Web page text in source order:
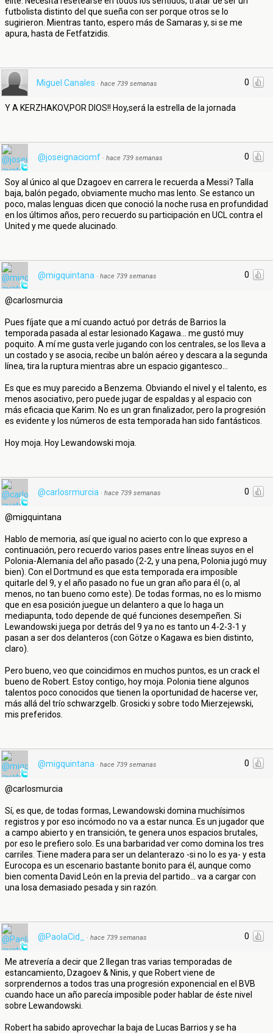
futbolista distinto del que sueña con ser porque otros se lo
sugirieron. Mientras tanto, espero más de Samaras y, si se me
apura, hasta de Fetfatzidis.
0
Miguel Canales · hace 739 semanas
Y A KERZHAKOV,POR DIOS!! Hoy,será la estrella de la jornada
0
@joseignaciomf · hace 739 semanas
Soy al único al que Dzagoev en carrera le recuerda a Messi? Talla
baja, balón pegado, obviamente mucho mas lento. Se estanco un
poco, malas lenguas dicen que conoció la noche rusa en profundidad
en los últimos años, pero recuerdo su participación en UCL contra el
United y me quede alucinado.
0
@migquintana · hace 739 semanas
@carlosmurcia
Pues fíjate que a mí cuando actuó por detrás de Barrios la
temporada pasada al estar lesionado Kagawa... me gustó muy
poquito. A mí me gusta verle jugando con los centrales, se los lleva a
un costado y se asocia, recibe un balón aéreo y descara a la segunda
línea, tira la ruptura mientras abre un espacio gigantesco...
Es que es muy parecido a Benzema. Obviando el nivel y el talento, es
menos asociativo, pero puede jugar de espaldas y al espacio con
más eficacia que Karim. No es un gran finalizador, pero la progresión
es evidente y los números de esta temporada han sido fantásticos.
Hoy moja. Hoy Lewandowski moja.
0
@carlosrmurcia · hace 739 semanas
@migquintana
Hablo de memoria, así que igual no acierto con lo que expreso a
continuación, pero recuerdo varios pases entre líneas suyos en el
Polonia-Alemania del año pasado (2-2, y una pena, Polonia jugó muy
bien). Con el Dortmund es que esta temporada era imposible
quitarle del 9, y el año pasado no fue un gran año para él (o, al
menos, no tan bueno como este). De todas formas, no es lo mismo
que en esa posición juegue un delantero a que lo haga un
mediapunta, todo depende de qué funciones desempeñen. Si
Lewandowski juega por detrás del 9 ya no es tanto un 4-2-3-1 y
pasan a ser dos delanteros (con Götze o Kagawa es bien distinto,
claro).
Pero bueno, veo que coincidimos en muchos puntos, es un crack el
bueno de Robert. Estoy contigo, hoy moja. Polonia tiene algunos
talentos poco conocidos que tienen la oportunidad de hacerse ver,
más allá del trío schwarzgelb. Grosicki y sobre todo Mierzejewski,
mis preferidos.
0
@migquintana · hace 739 semanas
@carlosmurcia
Sí, es que, de todas formas, Lewandowski domina muchísimos
registros y por eso incómodo no va a estar nunca. Es un jugador que
a campo abierto y en transición, te genera unos espacios brutales,
por eso le prefiero solo. Es una barbaridad ver como domina los tres
carriles. Tiene madera para ser un delanterazo -si no lo es ya- y esta
Eurocopa es un escenario bastante bonito para él, aunque como
bien comenta David León en la previa del partido... va a cargar con
una losa demasiado pesada y sin razón.
0
@PaolaCid_ · hace 739 semanas
Me atrevería a decir que 2 llegan tras varias temporadas de
estancamiento, Dzagoev & Ninis, y que Robert viene de
sorprendernos a todos tras una progresión exponencial en el BVB
cuando hace un año parecía imposible poder hablar de éste nivel
sobre Lewandowski.
Robert ha sabido aprovechar la baja de Lucas Barrios y se ha